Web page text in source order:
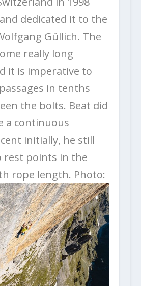
dedicated it to the
Güllich. The
really long
it is imperative to
in tenths
the bolts. Beat did
a continuous
initially, he still
rest points in the
rope length. Photo: